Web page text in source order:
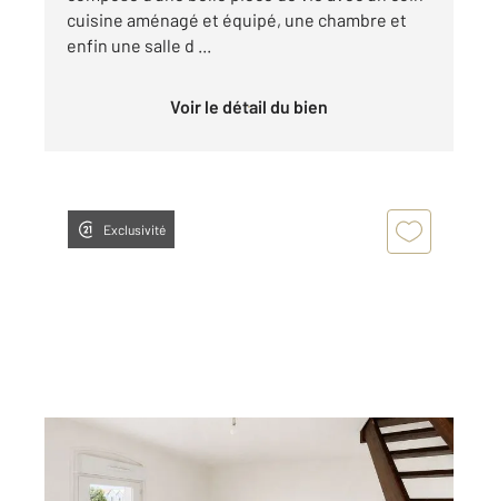
cuisine aménagé et équipé, une chambre et
enfin une salle d ...
Voir le détail du bien
Exclusivité
FEURS 42
38,40 m 2, 2 pièces
Ref : 3621